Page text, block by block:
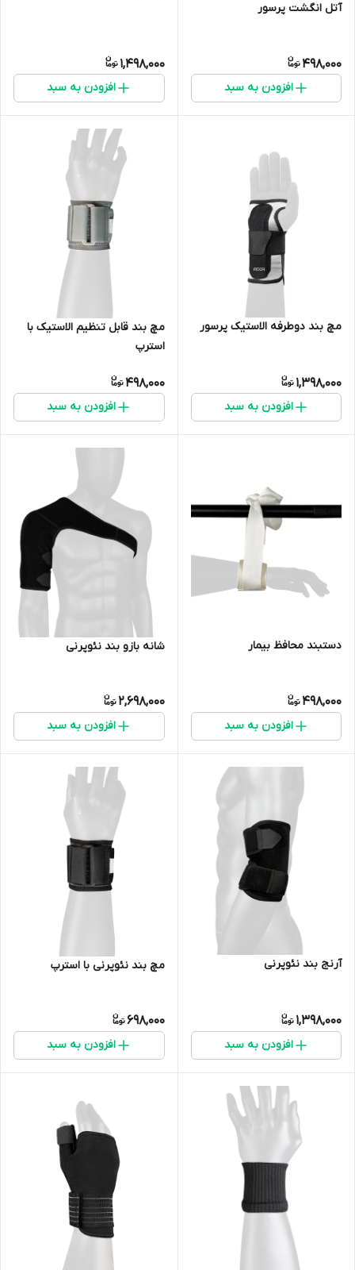
آتل انگشت پرسور
498,000
افزودن به سبد
1,498,000
افزودن به سبد
مچ بند دوطرفه الاستیک پرسور
1,398,000
افزودن به سبد
مچ بند قابل تنظیم الاستیک با
استرپ
498,000
افزودن به سبد
دستبند محافظ بیمار
498,000
افزودن به سبد
شانه بازو بند نئوپرنی
2,698,000
افزودن به سبد
آرنج بند نئوپرنی
1,398,000
افزودن به سبد
مچ بند نئوپرنی با استرپ
698,000
افزودن به سبد